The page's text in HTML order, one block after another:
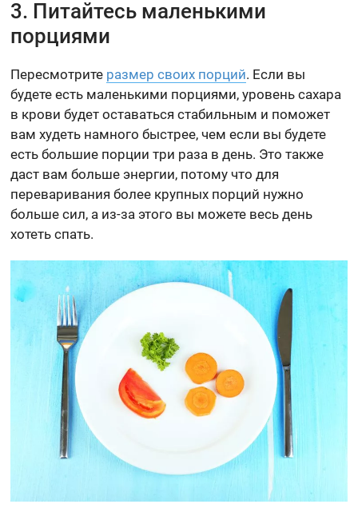
3. Питайтесь маленькими
порциями
Пересмотрите размер своих порций. Если вы
будете есть маленькими порциями, уровень сахара
в крови будет оставаться стабильным и поможет
вам худеть намного быстрее, чем если вы будете
есть большие порции три раза в день. Это также
даст вам больше энергии, потому что для
переваривания более крупных порций нужно
больше сил, а из-за этого вы можете весь день
хотеть спать.